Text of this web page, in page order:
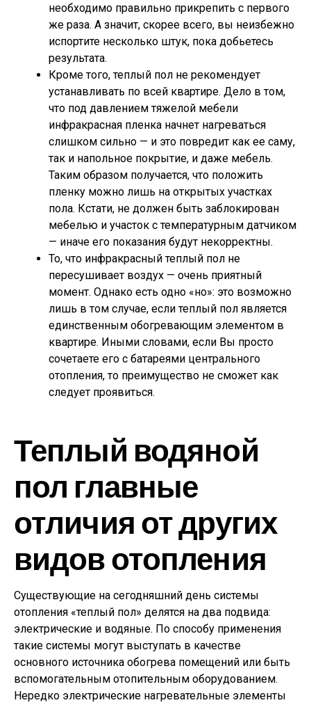
необходимо правильно прикрепить с первого
же раза. А значит, скорее всего, вы неизбежно
испортите несколько штук, пока добьетесь
результата.
Кроме того, теплый пол не рекомендует
устанавливать по всей квартире. Дело в том,
что под давлением тяжелой мебели
инфракрасная пленка начнет нагреваться
слишком сильно — и это повредит как ее саму,
так и напольное покрытие, и даже мебель.
Таким образом получается, что положить
пленку можно лишь на открытых участках
пола. Кстати, не должен быть заблокирован
мебелью и участок с температурным датчиком
— иначе его показания будут некорректны.
То, что инфракрасный теплый пол не
пересушивает воздух — очень приятный
момент. Однако есть одно «но»: это возможно
лишь в том случае, если теплый пол является
единственным обогревающим элементом в
квартире. Иными словами, если Вы просто
сочетаете его с батареями центрального
отопления, то преимущество не сможет как
следует проявиться.
Теплый водяной
пол главные
отличия от других
видов отопления
Существующие на сегодняшний день системы
отопления «теплый пол» делятся на два подвида:
электрические и водяные. По способу применения
такие системы могут выступать в качестве
основного источника обогрева помещений или быть
вспомогательным отопительным оборудованием.
Нередко электрические нагревательные элементы